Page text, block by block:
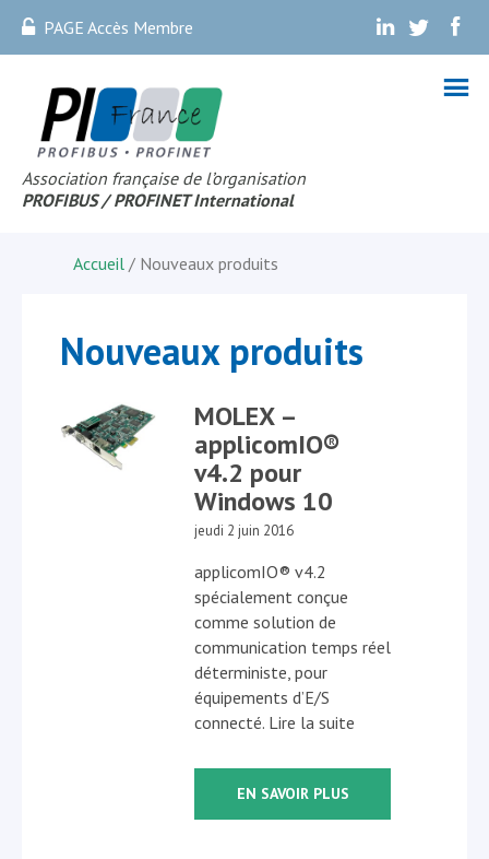
PAGE Accès Membre . . .
Association française de l’organisation
PROFIBUS / PROFINET International
Accueil / Nouveaux produits
Nouveaux produits
MOLEX –
applicomIO®
v4.2 pour
Windows 10
jeudi 2 juin 2016
applicomIO® v4.2
spécialement conçue
comme solution de
communication temps réel
déterministe, pour
équipements d’E/S
connecté. Lire la suite
EN SAVOIR PLUS